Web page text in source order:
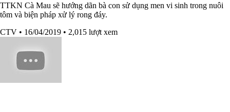
TTKN Cà Mau sẽ hướng dãn bà con sử dụng men vi sinh trong nuôi
tôm và biện pháp xử lý rong đáy.
CTV • 16/04/2019 • 2,015 lượt xem